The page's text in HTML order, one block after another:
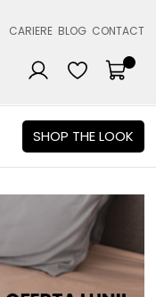
CARIERE BLOG CONTACT
SHOP THE LOOK